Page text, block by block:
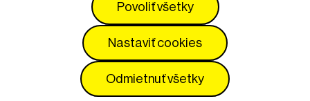
Povoliť všetky
Nastaviť cookies
Odmietnuť všetky
Prevádzkový poriadok
Vyhlásenie o prístupnosti Služby
Nastavenia cookies